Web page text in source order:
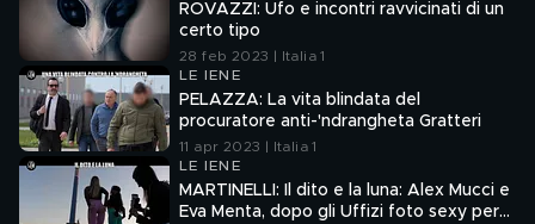
ROVAZZI: Ufo e incontri ravvicinati di un
certo tipo
28 feb 2023 | Italia 1
LE IENE
PELAZZA: La vita blindata del
procuratore anti-'ndrangheta Gratteri
11 apr 2023 | Italia 1
LE IENE
MARTINELLI: Il dito e la luna: Alex Mucci e
Eva Menta, dopo gli Uffizi foto sexy per